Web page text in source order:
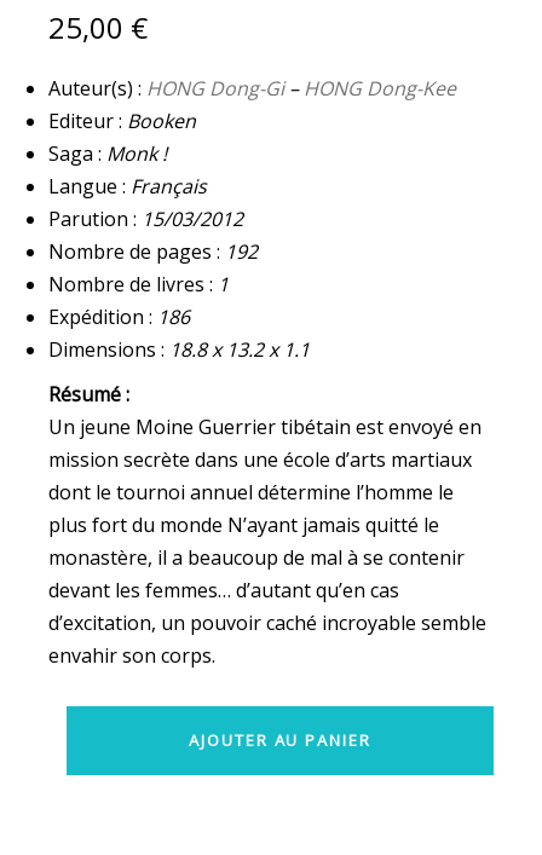
25,00 €
Auteur(s) : HONG Dong-Gi–HONG Dong-Kee
Editeur : Booken
Saga : Monk !
Langue : Français
Parution : 15/03/2012
Nombre de pages : 192
Nombre de livres : 1
Expédition : 186
Dimensions : 18.8 x 13.2 x 1.1
Résumé :
Un jeune Moine Guerrier tibétain est envoyé en
mission secrète dans une école d’arts martiaux
dont le tournoi annuel détermine l’homme le
plus fort du monde N’ayant jamais quitté le
monastère, il a beaucoup de mal à se contenir
devant les femmes… d’autant qu’en cas
d’excitation, un pouvoir caché incroyable semble
envahir son corps.
QUANTITY
AJOUTER AU PANIER